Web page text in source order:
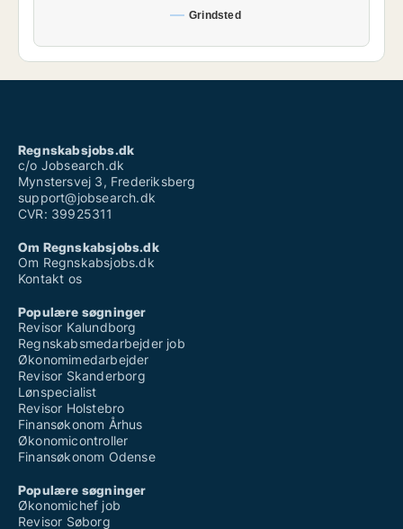
Grindsted
Regnskabsjobs.dk
c/o Jobsearch.dk
Mynstersvej 3, Frederiksberg
support@jobsearch.dk
CVR: 39925311
Om Regnskabsjobs.dk
Om Regnskabsjobs.dk
Kontakt os
Populære søgninger
Revisor Kalundborg
Regnskabsmedarbejder job
Økonomimedarbejder
Revisor Skanderborg
Lønspecialist
Revisor Holstebro
Finansøkonom Århus
Økonomicontroller
Finansøkonom Odense
Populære søgninger
Økonomichef job
Revisor Søborg